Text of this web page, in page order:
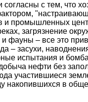
согласны с тем, что
и промышленных
загрязнение
фауны – все это
– засухи,
испытания и
нефти без
участившиеся
накопившихся в